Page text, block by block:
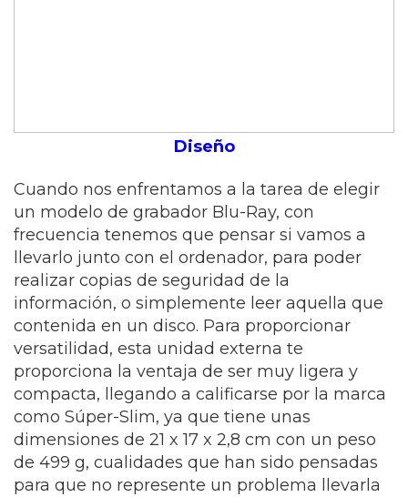
Diseño
Cuando nos enfrentamos a la tarea de elegir
un modelo de grabador Blu-Ray, con
frecuencia tenemos que pensar si vamos a
llevarlo junto con el ordenador, para poder
realizar copias de seguridad de la
información, o simplemente leer aquella que
contenida en un disco. Para proporcionar
versatilidad, esta unidad externa te
proporciona la ventaja de ser muy ligera y
compacta, llegando a calificarse por la marca
como Súper-Slim, ya que tiene unas
dimensiones de 21 x 17 x 2,8 cm con un peso
de 499 g, cualidades que han sido pensadas
para que no represente un problema llevarla